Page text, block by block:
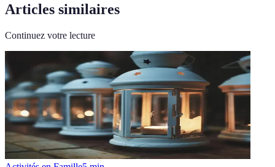
Articles similaires
Continuez votre lecture